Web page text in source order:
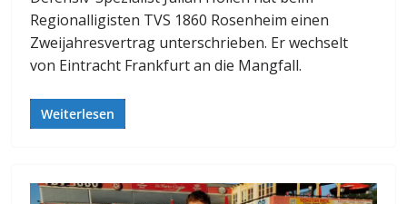
Regionalligisten TVS 1860 Rosenheim einen
Zweijahresvertrag unterschrieben. Er wechselt
von Eintracht Frankfurt an die Mangfall.
Weiterlesen